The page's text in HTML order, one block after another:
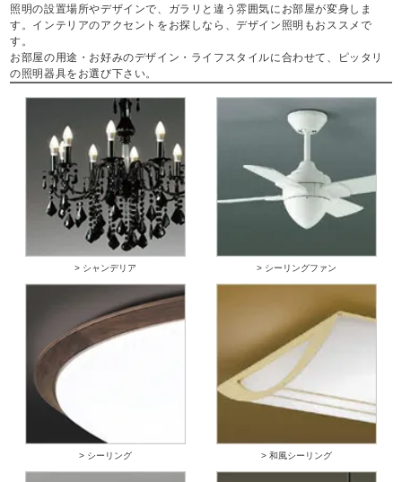
照明の設置場所やデザインで、ガラリと違う雰囲気にお部屋が変身しま
す。インテリアのアクセントをお探しなら、デザイン照明もおススメで
す。
お部屋の用途・お好みのデザイン・ライフスタイルに合わせて、ピッタリ
の照明器具をお選び下さい。
> シャンデリア > シーリングファン
> シーリング > 和風シーリング